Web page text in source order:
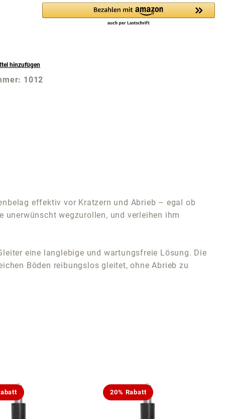
hinzufügen
1012
effektiv vor Kratzern und Abrieb – egal ob
unerwünscht wegzurollen, und verleihen ihm
eine langlebige und wartungsfreie Lösung. Die
Böden reibungslos gleitet, ohne Abrieb zu
20% Rabatt